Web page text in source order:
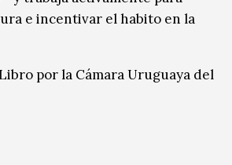
e incentivar el habito en la
por la Cámara Uruguaya del